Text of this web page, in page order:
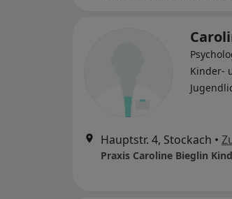
Kinder-
Hauptstr. 4, Stockach •